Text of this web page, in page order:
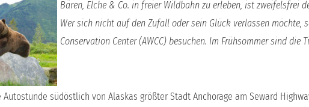
Bären, Elche & Co. in freier Wildbahn zu erleben, ist zweifelsfrei
Wer sich nicht auf den Zufall oder sein Glück verlassen möchte,
Conservation Center (AWCC) besuchen. Im Frühsommer sind die
südöstlich von Alaskas größter Stadt Anchorage am Seward